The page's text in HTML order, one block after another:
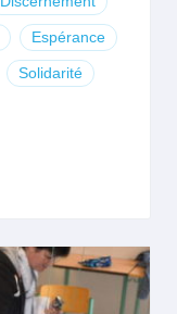
Espérance
Solidarité